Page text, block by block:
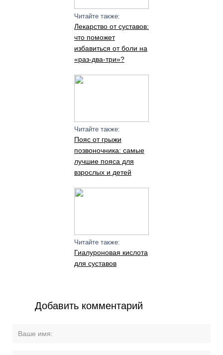
Читайте также:
Лекарство от суставов:
что поможет
избавиться от боли на
«раз-два-три»?
Читайте также:
Пояс от грыжи
позвоночника: самые
лучшие пояса для
взрослых и детей
Читайте также:
Гиалуроновая кислота
для суставов
Добавить комментарий